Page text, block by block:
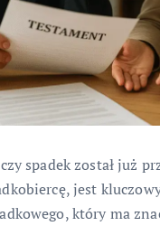
spadek został już
jest
który ma